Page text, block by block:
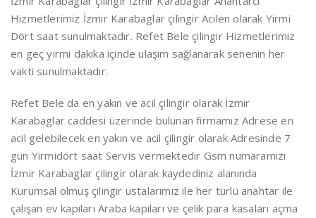
Hizmetlerimiz İzmir Karabaglar çilingir Acilen olarak Yirmi
Dört saat sunulmaktadır. Refet Bele çilingir Hizmetlerimiz
en geç yirmi dakika içinde ulaşım sağlanarak senenin her
vakti sunulmaktadır.
Refet Bele da en yakın ve acil çilingir olarak İzmir
Karabaglar caddesi üzerinde bulunan firmamız Adrese en
acil gelebilecek en yakın ve acil çilingir olarak Adresinde 7
gün Yirmidört saat Servis vermektedir Gsm numaramızı
İzmir Karabaglar çilingir olarak kaydediniz alanında
Kurumsal olmuş çilingir ustalarımız ile her türlü anahtar ile
çalışan ev kapıları Araba kapıları ve çelik para kasaları açma